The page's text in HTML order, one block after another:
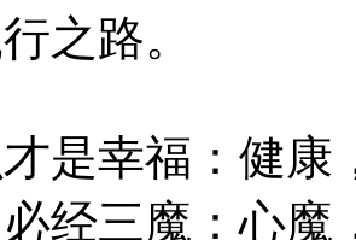
之路。
幸福：健康
三魔：心魔